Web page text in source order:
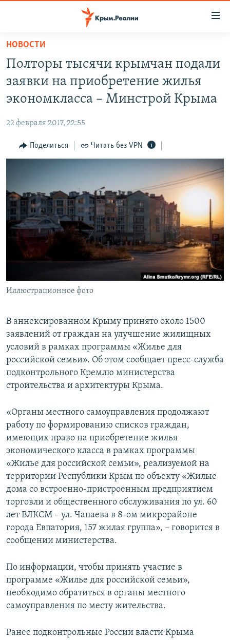
Вернуться
основному
содержанию
главной
навигации
Вернутся
СПЕЦПРОЕКТЫ
11 ЛЕТ ОККУПАЦИИ КРЫМА. 11 ИСТОРИЙ СОПРОТИВЛЕНИЯ
ЕЩЕ
ИНТЕРАКТИВ
СОВЕТЫ ПРАВОЗАЩИТНИКОВ
ПРОПАВШИЕ БЕЗ ВЕСТИ
ПОБЕДИТЕЛЕЙ НЕ СУДЯТ?
КРЫМ.НЕПОКОРЕННЫЙ
УКРАИНСКАЯ ПРОБЛЕМА КРЫМА
РАДІО СВОБОДА
Українською
Qırımtatar
ПРИСОЕДИНЯЙТЕСЬ!
НОВОСТИ
Полторы тысячи крымчан подали
заявки на приобретение жилья
экономкласса – Минстрой Крыма
22 февраля 2017, 22:55
Поделиться Читать без VPN
Иллюстрационное фото
В аннексированном Крыму принято около 1500
заявлений от граждан на улучшение жилищных
условий в рамках программы «Жилье для
российской семьи». Об этом сообщает пресс-служба
подконтрольного Кремлю министерства
строительства и архитектуры Крыма.
«Органы местного самоуправления продолжают
работу по формированию списков граждан,
имеющих право на приобретение жилья
экономического класса в рамках программы
«Жилье для российской семьи», реализуемой на
территории Республики Крым по объекту «Жилые
дома со встроенно-пристроенным предприятием
торговли и общественного обслуживания по ул. 60
лет ВЛКСМ – ул. Чапаева в 8-ом микрорайоне
города Евпатория, 157 жилая группа», – говорится в
сообщении министерства.
По информации, чтобы принять участие в
программе «Жилье для российской семьи»,
необходимо обратиться в органы местного
самоуправления по месту жительства.
Ранее подконтрольные России власти Крыма